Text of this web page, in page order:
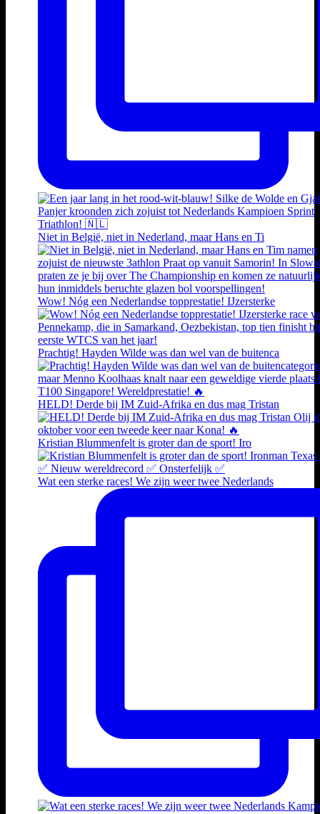
Niet in België, niet in Nederland, maar Hans en Ti
Wow! Nóg een Nederlandse topprestatie! IJzersterke
Prachtig! Hayden Wilde was dan wel van de buitenca
HELD! Derde bij IM Zuid-Afrika en dus mag Tristan
Kristian Blummenfelt is groter dan de sport! Iro
Wat een sterke races! We zijn weer twee Nederlands